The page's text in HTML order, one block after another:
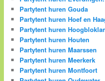
Partytent huren Gouda
Partytent huren Hoef en
Partytent huren
Partytent huren Houten
Partytent huren Maarssen
Partytent huren Meerkerk
Partytent huren Montfoort